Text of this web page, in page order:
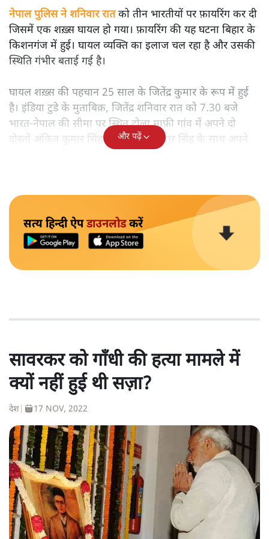
नेपाल पुलिस ने शनिवार रात को तीन भारतीयों पर फ़ायरिंग कर दी
जिसमें एक शख़्स घायल हो गया। फ़ायरिंग की यह घटना बिहार के
किशनगंज में हुई। घायल व्यक्ति का इलाज चल रहा है और उसकी
स्थिति गंभीर बताई गई है।
घायल शख़्स की पहचान 25 साल के जितेंद्र कुमार के रूप में हुई
है। इंडिया टुडे के मुताबिक़, जितेंद्र शनिवार रात को 7.30 बजे
भारत-नेपाल की सीमा पर स्थित टोला माफ़ी गांव में अपने दो
दोस्तों अंकित कुमार सिंह और गुलशन कुमार सिंह के साथ अपने
और पढ़ें
सत्य हिन्दी ऐपडाउनलोडकरें
सावरकर को गाँधी की हत्या मामले में
क्यों नहीं हुई थी सज़ा?
देश 17 NOV, 2022